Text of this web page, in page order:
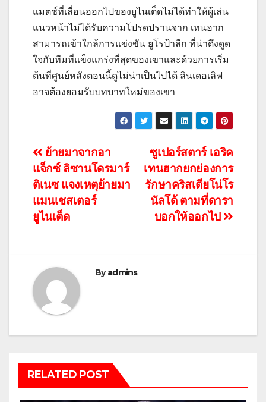
แมตช์ที่เลื่อนออกไปของยูไนเต็ดไม่ได้ทำให้ผู้เล่น
แนวหน้าไม่ได้รับความโปรดปรานจาก เทนฮาก
สามารถเข้าใกล้การแข่งขัน ยูโรป้าลีก ที่น่าดึงดูด
ใจกับทีมที่แข็งแกร่งที่สุดของเขาและด้วยการเริ่ม
ต้นที่ศูนย์หลังตอนนี้ดูไม่น่าเป็นไปได้ ลินเดอเลิฟ
อาจต้องยอมรับบทบาทใหม่ของเขา
แนะแนว
เรื่อง
ซูเปอร์สตาร์ เอริค
เทนฮากยกย่องการ
รักษาคริสเตียโน่โร
นัลโด้ ตามที่ดารา
บอกให้ออกไป
ย้ายมาจากอา
แจ็กซ์ ลิซานโดรมาร์
ติเนซ แจงเหตุย้ายมา
แมนเชสเตอร์
ยูไนเต็ด
Byadmins
RELATED POST